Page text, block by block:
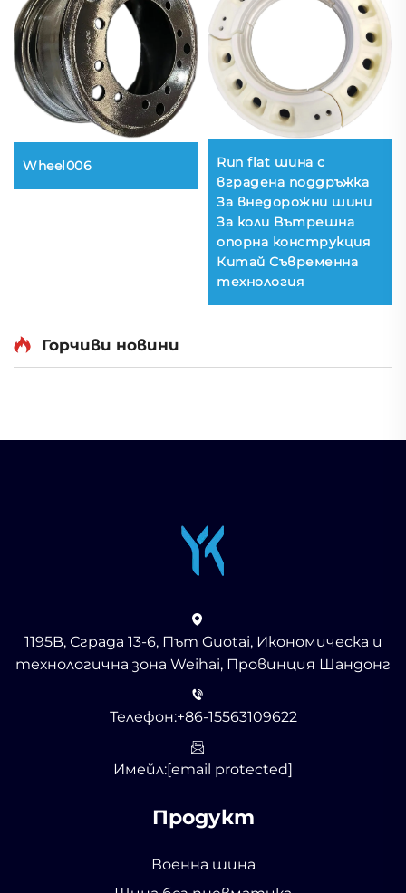
Wheel006
Run flat шина с
вградена поддръжка
За внедорожни шини
За коли Вътрешна
опорна конструкция
Китай Съвременна
технология
Горчиви новини
1195B, Сграда 13-6, Път Guotai, Икономическа и
технологична зона Weihai, Провинция Шандонг
Телефон:+86-15563109622
Имейл:[email protected]
Продукт
Военна шина